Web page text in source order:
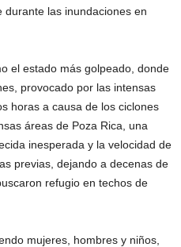
durante las inundaciones en
el estado más golpeado, donde
provocado por las intensas
horas a causa de los ciclones
áreas de Poza Rica, una
inesperada y la velocidad de
previas, dejando a decenas de
refugio en techos de
mujeres, hombres y niños,